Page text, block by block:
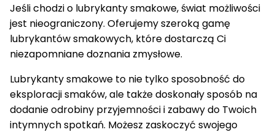
Jeśli chodzi o lubrykanty smakowe, świat możliwości
jest nieograniczony. Oferujemy szeroką gamę
lubrykantów smakowych, które dostarczą Ci
niezapomniane doznania zmysłowe.
Lubrykanty smakowe to nie tylko sposobność do
eksploracji smaków, ale także doskonały sposób na
dodanie odrobiny przyjemności i zabawy do Twoich
intymnych spotkań. Możesz zaskoczyć swojego